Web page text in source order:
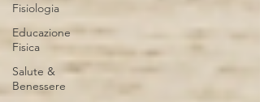
Fisiologia
Educazione
Fisica
Salute &
Benessere